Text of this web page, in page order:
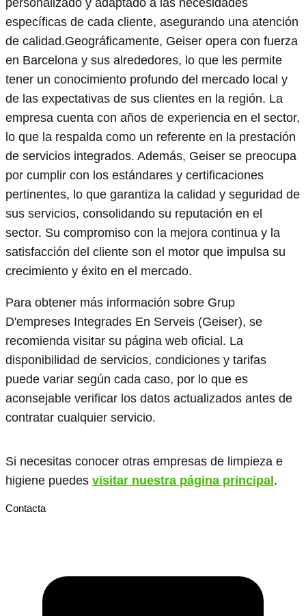
personalizado y adaptado a las necesidades
específicas de cada cliente, asegurando una atención
de calidad.Geográficamente, Geiser opera con fuerza
en Barcelona y sus alrededores, lo que les permite
tener un conocimiento profundo del mercado local y
de las expectativas de sus clientes en la región. La
empresa cuenta con años de experiencia en el sector,
lo que la respalda como un referente en la prestación
de servicios integrados. Además, Geiser se preocupa
por cumplir con los estándares y certificaciones
pertinentes, lo que garantiza la calidad y seguridad de
sus servicios, consolidando su reputación en el
sector. Su compromiso con la mejora continua y la
satisfacción del cliente son el motor que impulsa su
crecimiento y éxito en el mercado.
Para obtener más información sobre Grup
D'empreses Integrades En Serveis (Geiser), se
recomienda visitar su página web oficial. La
disponibilidad de servicios, condiciones y tarifas
puede variar según cada caso, por lo que es
aconsejable verificar los datos actualizados antes de
contratar cualquier servicio.
Si necesitas conocer otras empresas de limpieza e
higiene puedes visitar nuestra página principal .
Contacta